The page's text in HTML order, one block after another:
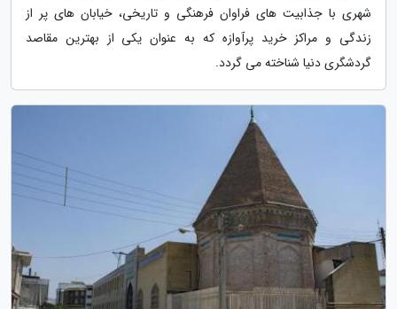
شهری با جذابیت های فراوان فرهنگی و تاریخی، خیابان های پر از
زندگی و مراکز خرید پرآوازه که به عنوان یکی از بهترین مقاصد
گردشگری دنیا شناخته می گردد.